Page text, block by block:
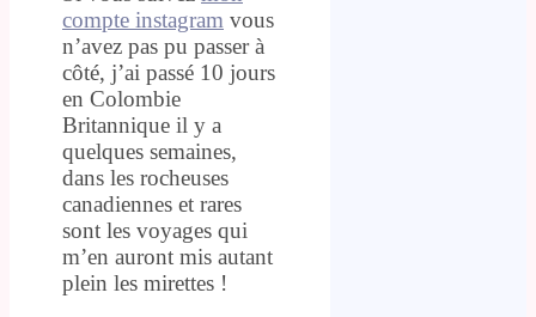
compte instagram vous
n’avez pas pu passer à
côté, j’ai passé 10 jours
en Colombie
Britannique il y a
quelques semaines,
dans les rocheuses
canadiennes et rares
sont les voyages qui
m’en auront mis autant
plein les mirettes !